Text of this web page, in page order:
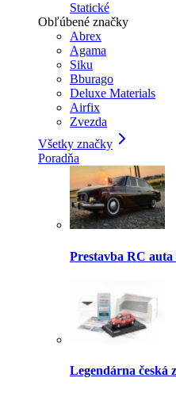
Statické
Obľúbené značky
Abrex
Agama
Siku
Bburago
Deluxe Materials
Airfix
Zvezda
Všetky značky
Poradňa
Prestavba RC
Legendárna česká